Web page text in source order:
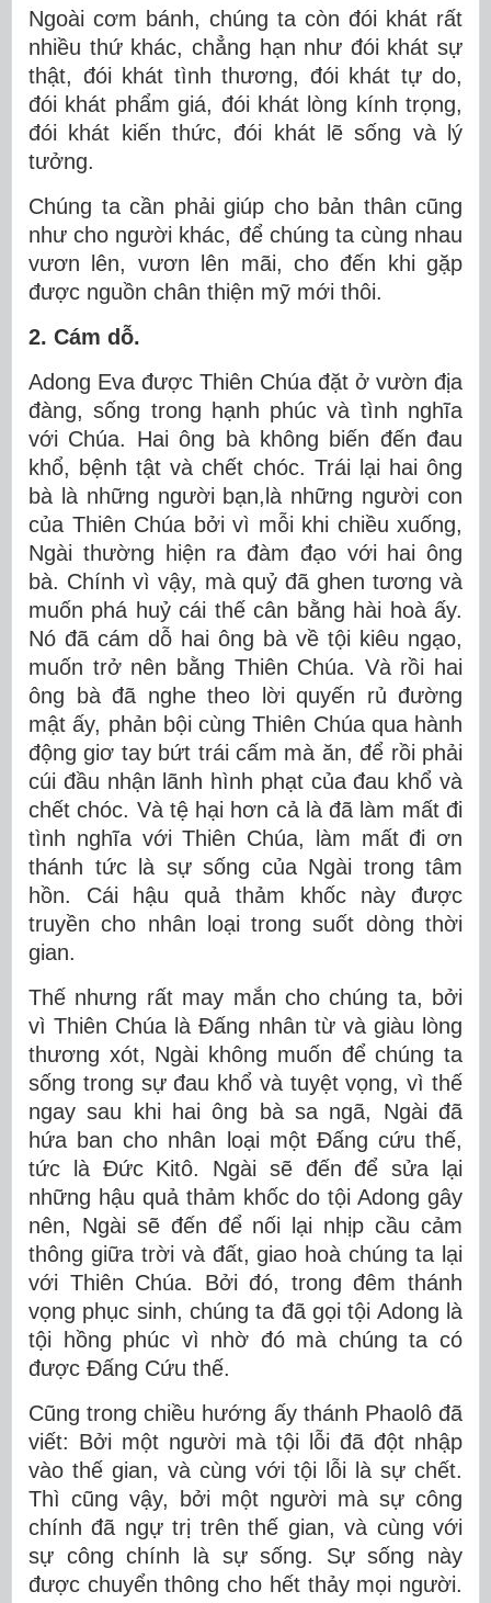
Ngoài cơm bánh, chúng ta còn đói khát rất
nhiều thứ khác, chẳng hạn như đói khát sự
thật, đói khát tình thương, đói khát tự do,
đói khát phẩm giá, đói khát lòng kính trọng,
đói khát kiến thức, đói khát lẽ sống và lý
tưởng.
Chúng ta cần phải giúp cho bản thân cũng
như cho người khác, để chúng ta cùng nhau
vươn lên, vươn lên mãi, cho đến khi gặp
được nguồn chân thiện mỹ mới thôi.
2. Cám dỗ.
Adong Eva được Thiên Chúa đặt ở vườn địa
đàng, sống trong hạnh phúc và tình nghĩa
với Chúa. Hai ông bà không biến đến đau
khổ, bệnh tật và chết chóc. Trái lại hai ông
bà là những người bạn,là những người con
của Thiên Chúa bởi vì mỗi khi chiều xuống,
Ngài thường hiện ra đàm đạo với hai ông
bà. Chính vì vậy, mà quỷ đã ghen tương và
muốn phá huỷ cái thế cân bằng hài hoà ấy.
Nó đã cám dỗ hai ông bà về tội kiêu ngạo,
muốn trở nên bằng Thiên Chúa. Và rồi hai
ông bà đã nghe theo lời quyến rủ đường
mật ấy, phản bội cùng Thiên Chúa qua hành
động giơ tay bứt trái cấm mà ăn, để rồi phải
cúi đầu nhận lãnh hình phạt của đau khổ và
chết chóc. Và tệ hại hơn cả là đã làm mất đi
tình nghĩa với Thiên Chúa, làm mất đi ơn
thánh tức là sự sống của Ngài trong tâm
hồn. Cái hậu quả thảm khốc này được
truyền cho nhân loại trong suốt dòng thời
gian.
Thế nhưng rất may mắn cho chúng ta, bởi
vì Thiên Chúa là Đấng nhân từ và giàu lòng
thương xót, Ngài không muốn để chúng ta
sống trong sự đau khổ và tuyệt vọng, vì thế
ngay sau khi hai ông bà sa ngã, Ngài đã
hứa ban cho nhân loại một Đấng cứu thế,
tức là Đức Kitô. Ngài sẽ đến để sửa lại
những hậu quả thảm khốc do tội Adong gây
nên, Ngài sẽ đến để nối lại nhịp cầu cảm
thông giữa trời và đất, giao hoà chúng ta lại
với Thiên Chúa. Bởi đó, trong đêm thánh
vọng phục sinh, chúng ta đã gọi tội Adong là
tội hồng phúc vì nhờ đó mà chúng ta có
được Đấng Cứu thế.
Cũng trong chiều hướng ấy thánh Phaolô đã
viết: Bởi một người mà tội lỗi đã đột nhập
vào thế gian, và cùng với tội lỗi là sự chết.
Thì cũng vậy, bởi một người mà sự công
chính đã ngự trị trên thế gian, và cùng với
sự công chính là sự sống. Sự sống này
được chuyển thông cho hết thảy mọi người.